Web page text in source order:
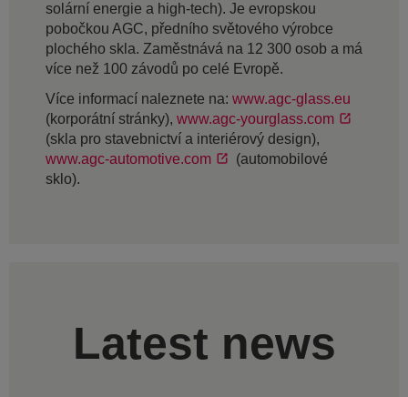
solární energie a high-tech). Je evropskou
pobočkou AGC, předního světového výrobce
plochého skla. Zaměstnává na 12 300 osob a má
více než 100 závodů po celé Evropě.
Více informací naleznete na: www.agc-glass.eu
(korporátní stránky), www.agc-yourglass.com
(skla pro stavebnictví a interiérový design),
www.agc-automotive.com
(automobilové
sklo).
Latest news